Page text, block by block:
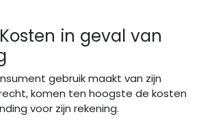
in geval van
gebruik maakt van zijn
komen ten hoogste de kosten
voor zijn rekening.